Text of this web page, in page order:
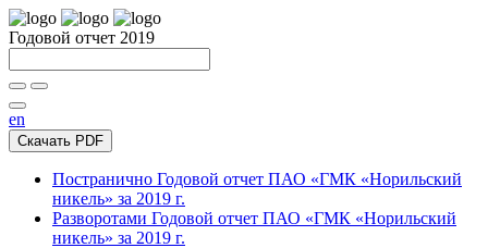
Годовой отчет 2019
en
Скачать PDF
Постранично Годовой отчет ПАО «ГМК «Норильский
никель» за 2019 г.
Разворотами Годовой отчет ПАО «ГМК «Норильский
никель» за 2019 г.